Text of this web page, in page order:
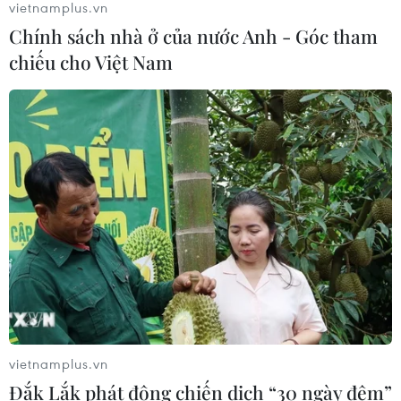
Thành phố Hồ Chí Minh phát triển
hệ thống y tế đa tầng, đồng bộ, thống
nhất
01/08/2026 09:14
Gia Lai xác thực 99,8% dữ liệu bảo
hiểm
01/08/2026 07:05
Bộ Y tế : Trên 22% người trưởng
thành thiếu vận động thể lực
31/07/2026 04:10
vietnamplus.vn
Chính sách nhà ở của nước Anh - Góc tham
chiếu cho Việt Nam
vietnamplus.vn
Đắk Lắk phát động chiến dịch “30 ngày đêm”